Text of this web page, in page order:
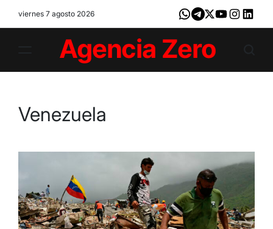
viernes 7 agosto 2026 Whatsapp
Telegram
X YoutubeInstagram
Venezuela